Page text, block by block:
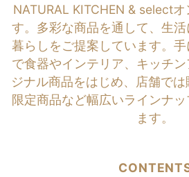
NATURAL KITCHEN & select
す。多彩な商品を通して、生
暮らしをご提案しています。
で食器やインテリア、キッチ
ジナル商品をはじめ、店舗で
限定商品など幅広いラインナ
ます。